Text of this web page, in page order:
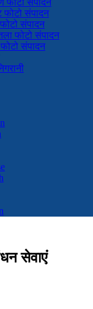
फोटो संपादन
फोटो संपादन
संपादन
फोटो संपादन
संपादन
सेवाएं